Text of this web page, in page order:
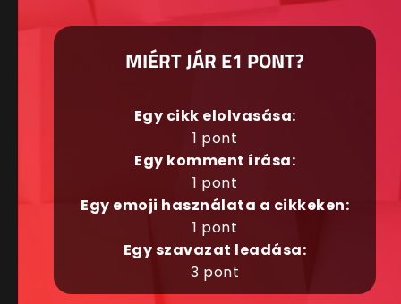
MIÉRT JÁR E1 PONT?
Egy cikk elolvasása:
1 pont
Egy komment írása:
1 pont
Egy emoji használata a cikkeken:
1 pont
Egy szavazat leadása:
3 pont